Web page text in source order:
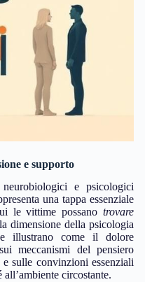
e supporto
e psicologici
una tappa essenziale
le vittime possano trovare
dimensione della psicologia
illustrano come il dolore
meccanismi del pensiero
sulle convinzioni essenziali
circostante.